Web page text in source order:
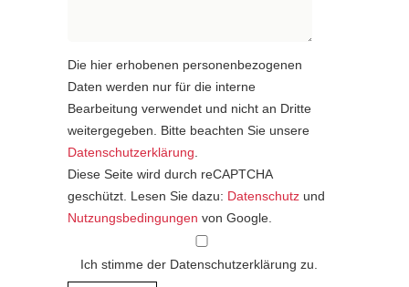
Die hier erhobenen personenbezogenen
Daten werden nur für die interne
Bearbeitung verwendet und nicht an Dritte
weitergegeben. Bitte beachten Sie unsere
Datenschutzerklärung.
Diese Seite wird durch reCAPTCHA
geschützt. Lesen Sie dazu: Datenschutz und
Nutzungsbedingungen von Google.
Ich stimme der Datenschutzerklärung zu.